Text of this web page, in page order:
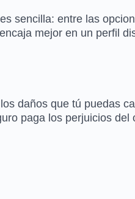
sencilla: entre las
mejor en un perfil
daños que tú puedas
paga los perjuicios del